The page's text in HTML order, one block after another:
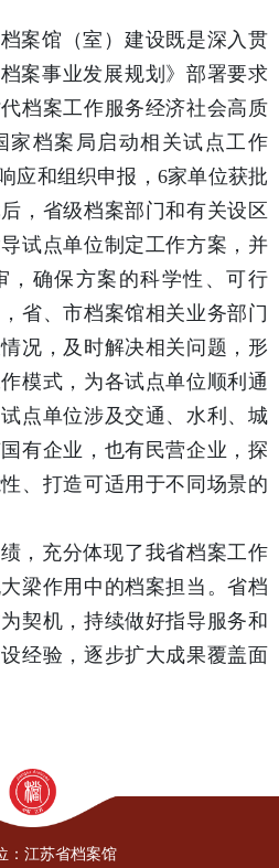
案馆（室）建设既是深入贯
案事业发展规划》部署要求
档案工作服务经济社会高质
家档案局启动相关试点工作
应和组织申报，6家单位获批
，省级档案部门和有关设区
试点单位制定工作方案，并
，确保方案的科学性、可行
省、市档案馆相关业务部门
况，及时解决相关问题，形
模式，为各试点单位顺利通
点单位涉及交通、水利、城
有企业，也有民营企业，探
、打造可适用于不同场景的
，充分体现了我省档案工作
梁作用中的档案担当。省档
契机，持续做好指导服务和
经验，逐步扩大成果覆盖面
：江苏省档案馆